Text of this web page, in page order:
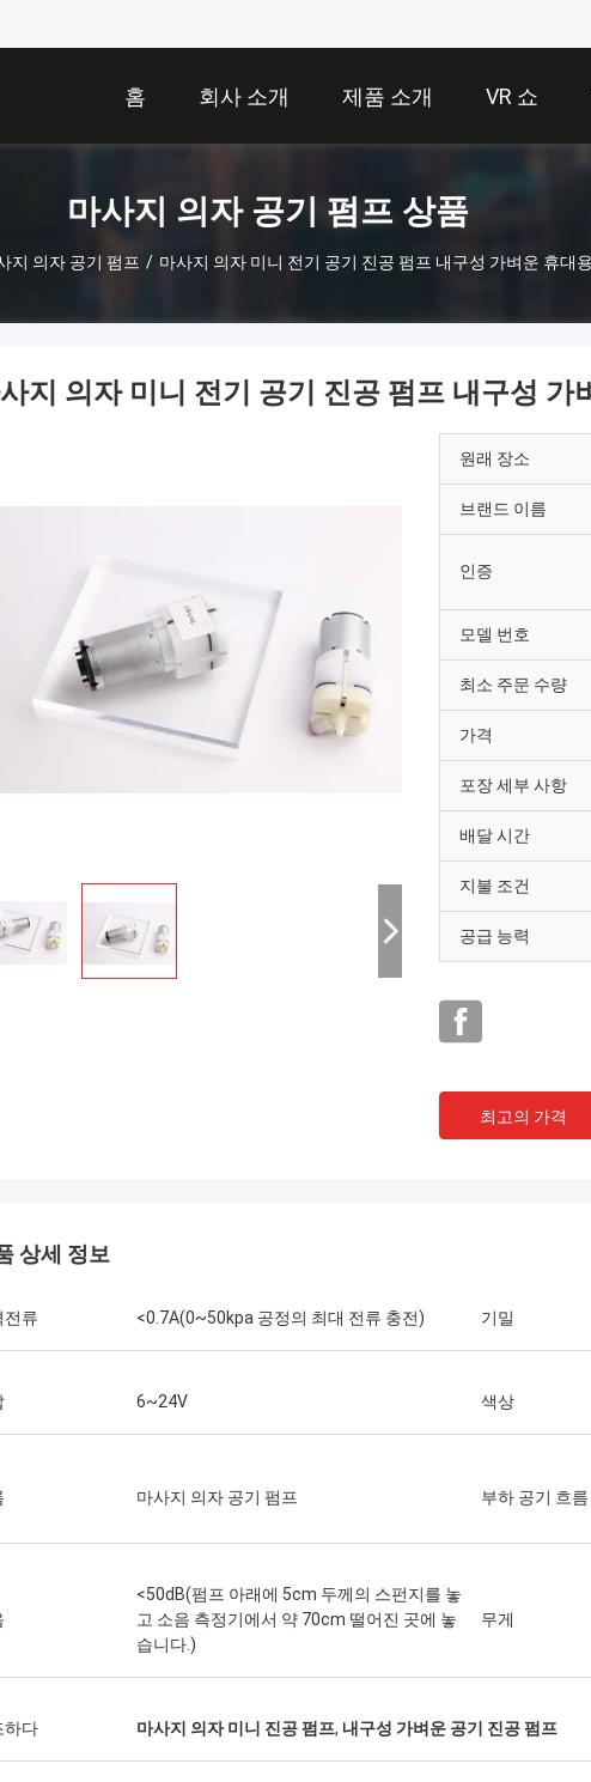
홈 회사 소개 제품 소개 VR 쇼
마사지 의자 공기 펌프 상품
지 의자 공기 펌프 / 마사지 의자 미니 전기 공기 진공 펌프 내구성 가벼운 휴대용
지 의자 미니 전기 공기 진공 펌프 내구성 가
원래 장소
브랜드 이름
인증
모델 번호
최소 주문 수량
가격
포장 세부 사항
배달 시간
지불 조건
공급 능력
최고의 가격
상세 정보
전류 <0.7A(0~50kpa 공정의 최대 전류 충전) 기밀
6~24V 색상
마사지 의자 공기 펌프 부하 공기 흐
<50dB(펌프 아래에 5cm 두께의 스펀지를 놓
고 소음 측정기에서 약 70cm 떨어진 곳에 놓
습니다.)
무게
하다 마사지 의자 미니 진공 펌프, 내구성 가벼운 공기 진공 펌프